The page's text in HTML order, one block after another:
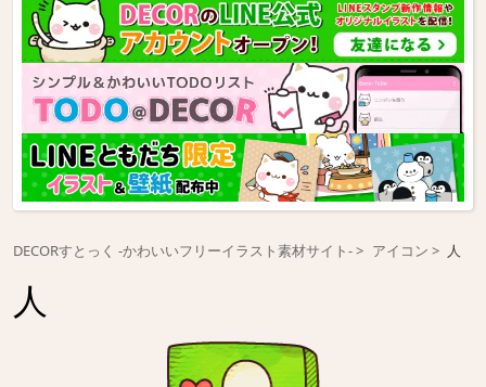
DECORすとっく -かわいいフリーイラスト素材サイト- アイコン 人
人